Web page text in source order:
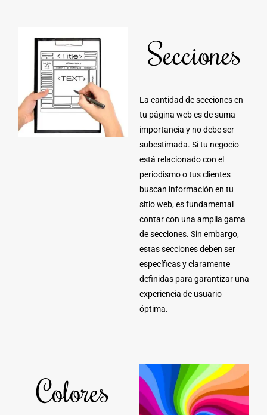
Secciones
La cantidad de secciones en
tu página web es de suma
importancia y no debe ser
subestimada. Si tu negocio
está relacionado con el
periodismo o tus clientes
buscan información en tu
sitio web, es fundamental
contar con una amplia gama
de secciones. Sin embargo,
estas secciones deben ser
específicas y claramente
definidas para garantizar una
experiencia de usuario
óptima.
Colores